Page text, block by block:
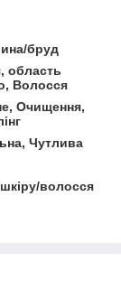
бруд
область
Волосся
Очищення,
Чутлива
волосся